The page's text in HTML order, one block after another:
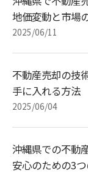
地価変動と市場
2025/06/11
不動産売却の技
手に入れる方法
2025/06/04
沖縄県での不動
安心のための3